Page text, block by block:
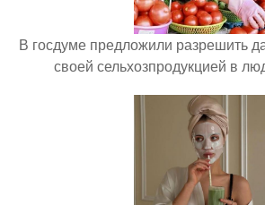
В госдуме предложили разрешить
своей сельхозпродукцией в